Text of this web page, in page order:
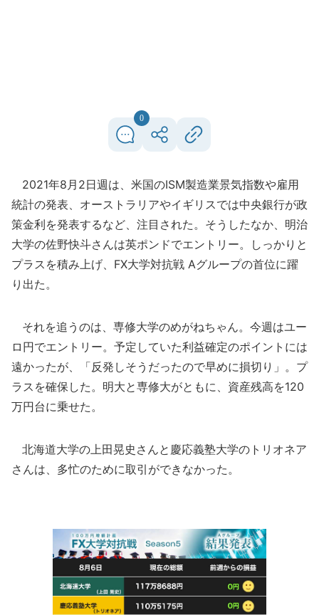
0
2021年8月2日週は、米国のISM製造業景気指数や雇用
統計の発表、オーストラリアやイギリスでは中央銀行が政
策金利を発表するなど、注目された。そうしたなか、明治
大学の佐野快斗さんは英ポンドでエントリー。しっかりと
プラスを積み上げ、FX大学対抗戦 Aグループの首位に躍
り出た。
それを追うのは、専修大学のめがねちゃん。今週はユー
ロ円でエントリー。予定していた利益確定のポイントには
遠かったが、「反発しそうだったので早めに損切り」。プ
ラスを確保した。明大と専修大がともに、資産残高を120
万円台に乗せた。
北海道大学の上田晃史さんと慶応義塾大学のトリオネア
さんは、多忙のために取引ができなかった。